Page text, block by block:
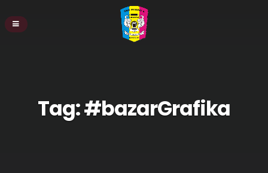
Tag:#bazarGrafika